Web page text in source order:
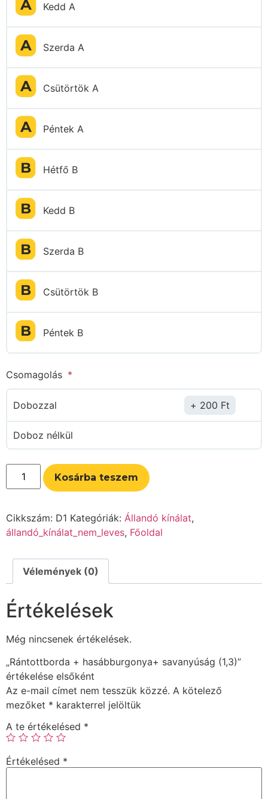
Kedd A
Szerda A
Csütörtök A
Péntek A
Hétfő B
Kedd B
Szerda B
Csütörtök B
Péntek B
Csomagolás
Dobozzal 200 Ft
Doboz nélkül
Kosárba teszem
Cikkszám: D1 Kategóriák: Állandó kínálat,
állandó_kínálat_nem_leves, Főoldal
Vélemények (0)
Értékelések
Még nincsenek értékelések.
„Rántottborda + hasábburgonya+ savanyúság (1,3)”
értékelése elsőként
Az e-mail címet nem tesszük közzé. A kötelező
mezőket * karakterrel jelöltük
A te értékelésed *
Értékelésed *